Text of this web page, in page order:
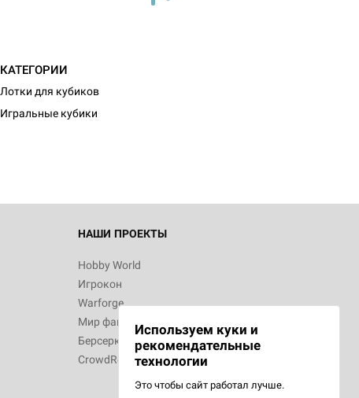
КАТЕГОРИИ
Лотки для кубиков
Игральные кубики
НАШИ ПРОЕКТЫ
Hobby World
Игрокон
Warforge
Мир фантастики
Берсерк
CrowdRepublic
Используем куки и
рекомендательные
технологии
Это чтобы сайт работал лучше.